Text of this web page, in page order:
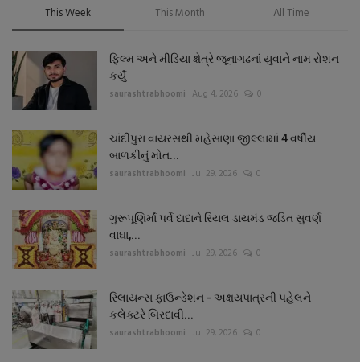
This Week This Month All Time
ફિલ્મ અને મીડિયા ક્ષેત્રે જૂનાગઢનાં યુવાને નામ રોશન
કર્યું
saurashtrabhoomi Aug 4, 2026 0
ચાંદીપુરા વાયરસથી મહેસાણા જીલ્લામાં 4 વર્ષીય
બાળકીનું મોત...
saurashtrabhoomi Jul 29, 2026 0
ગુરૂપૂણિર્માં પર્વે દાદાને રિયલ ડાયમંડ જડિત સુવર્ણ
વાઘા,...
saurashtrabhoomi Jul 29, 2026 0
રિલાયન્સ ફાઉન્ડેશન - અક્ષયપાત્રની પહેલને
કલેક્ટરે બિરદાવી...
saurashtrabhoomi Jul 29, 2026 0